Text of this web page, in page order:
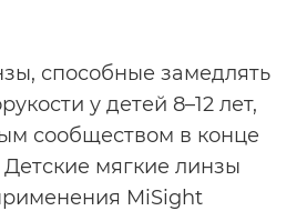
способные замедлять
у детей 8–12 лет,
сообществом в конце
мягкие линзы
MiSight